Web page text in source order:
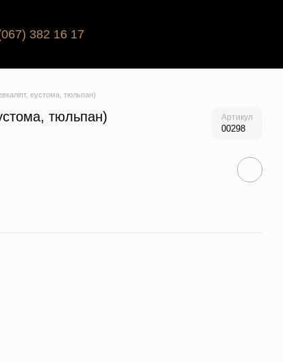
382 16 17
еустома, тюльпан)
тюльпан) Артикул
00298